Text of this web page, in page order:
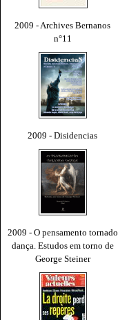
2009 - Archives Bernanos
n°11
2009 - Disidencias
2009 - O pensamento tornado
dança. Estudos em torno de
George Steiner